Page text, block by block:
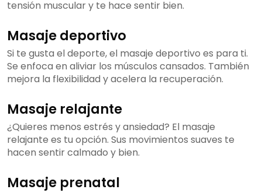
tensión muscular y te hace sentir bien.
Masaje deportivo
Si te gusta el deporte, el masaje deportivo es para ti.
Se enfoca en aliviar los músculos cansados. También
mejora la flexibilidad y acelera la recuperación.
Masaje relajante
¿Quieres menos estrés y ansiedad? El masaje
relajante es tu opción. Sus movimientos suaves te
hacen sentir calmado y bien.
Masaje prenatal